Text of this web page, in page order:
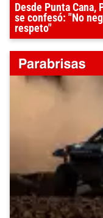
Desde Punta
se confesó: "No
respeto"